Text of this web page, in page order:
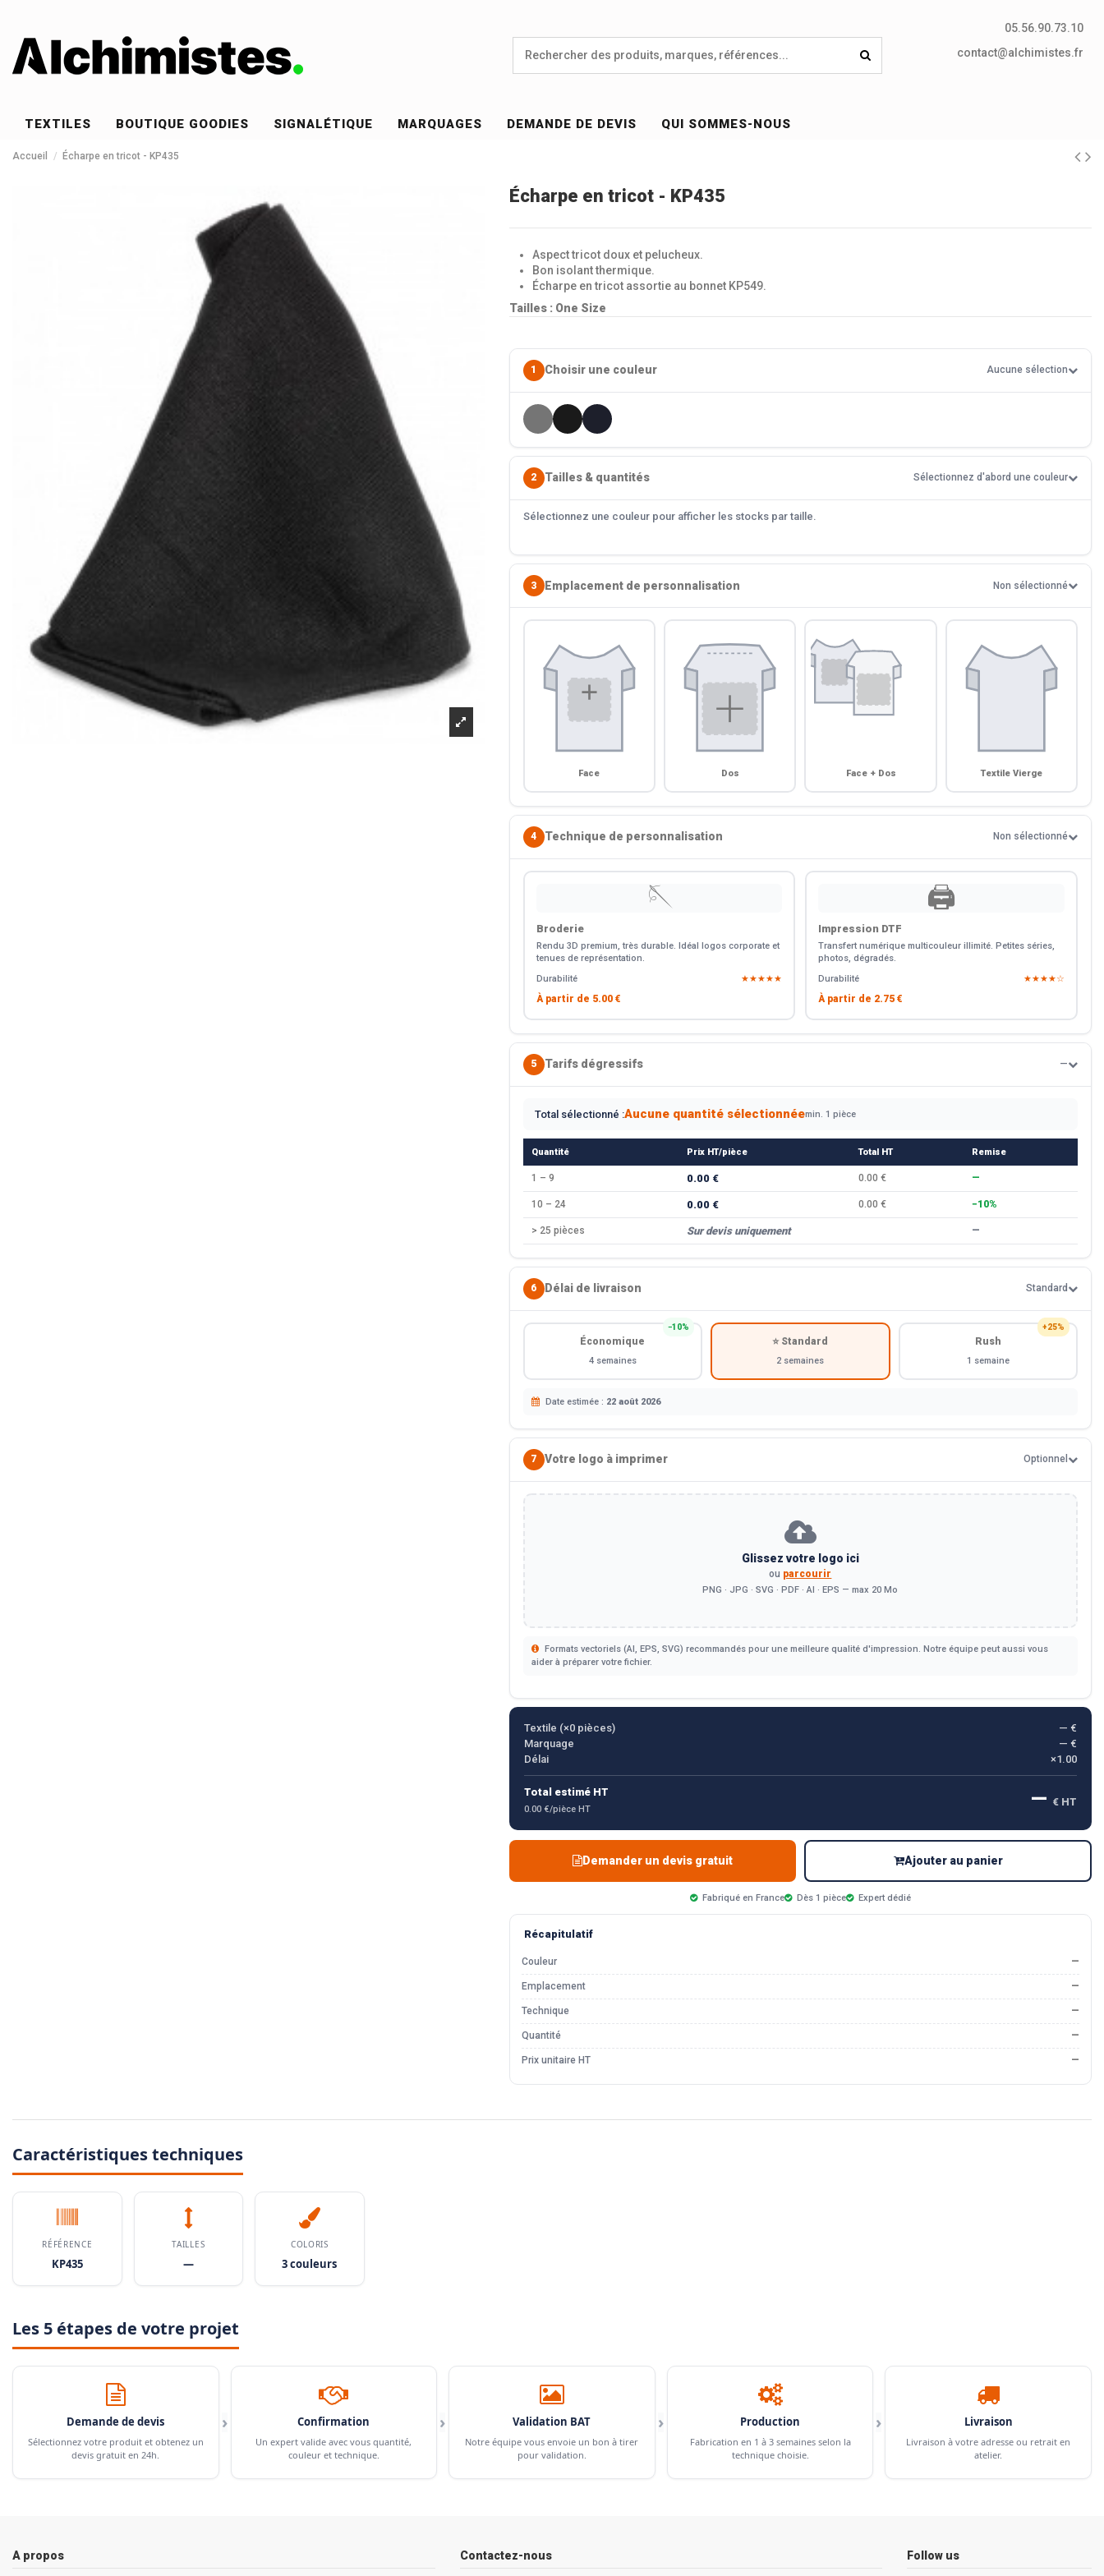
05.56.90.73.10
contact@alchimistes.fr
TEXTILES BOUTIQUE GOODIES SIGNALÉTIQUE MARQUAGES DEMANDE DE DEVIS QUI SOMMES-NOUS
Accueil Écharpe en tricot - KP435
Écharpe en tricot - KP435
Aspect tricot doux et pelucheux.
Bon isolant thermique.
Écharpe en tricot assortie au bonnet KP549.
Tailles : One Size
1 Choisir une couleur Aucune sélection
2 Tailles & quantités Sélectionnez d'abord une couleur
Sélectionnez une couleur pour afficher les stocks par taille.
3 Emplacement de personnalisation Non sélectionné
Face Dos Face + Dos Textile Vierge
4 Technique de personnalisation Non sélectionné
🪡
Broderie
Rendu 3D premium, très durable. Idéal logos corporate et
tenues de représentation.
Durabilité
★★★★★
À partir de 5.00 €
🖨️
Impression DTF
Transfert numérique multicouleur illimité. Petites séries,
photos, dégradés.
Durabilité
★★★★☆
À partir de 2.75 €
5 Tarifs dégressifs —
Total sélectionné :Aucune quantité sélectionnéemin. 1 pièce
Quantité Prix HT/pièce Total HT Remise
1 – 9 0.00 € 0.00 € —
10 – 24 0.00 € 0.00 € −10%
> 25 pièces Sur devis uniquement —
6 Délai de livraison Standard
−10%
Économique
4 semaines
⭐ Standard
2 semaines
+25%
Rush
1 semaine
Date estimée : 22 août 2026
7 Votre logo à imprimer Optionnel
Glissez votre logo ici
ou parcourir
PNG · JPG · SVG · PDF · AI · EPS — max 20 Mo
Formats vectoriels (AI, EPS, SVG) recommandés pour une meilleure qualité d'impression. Notre équipe peut aussi vous
aider à préparer votre fichier.
Textile (×0pièces)
— €
Marquage
— €
Délai
×1.00
Total estimé HT
0.00 €/pièce HT — € HT
Demander un devis gratuit Ajouter au panier
Fabriqué en France Dès 1 pièce Expert dédié
Récapitulatif
Couleur —
Emplacement —
Technique —
Quantité —
Prix unitaire HT —
Caractéristiques techniques
RÉFÉRENCE
KP435
TAILLES
—
COLORIS
3 couleurs
Les 5 étapes de votre projet
Demande de devis
Sélectionnez votre produit et obtenez un
devis gratuit en 24h.
› Confirmation
Un expert valide avec vous quantité,
couleur et technique.
› Validation BAT
Notre équipe vous envoie un bon à tirer
pour validation.
› Production
Fabrication en 1 à 3 semaines selon la
technique choisie.
› Livraison
Livraison à votre adresse ou retrait en
atelier.
A propos Contactez-nous Follow us